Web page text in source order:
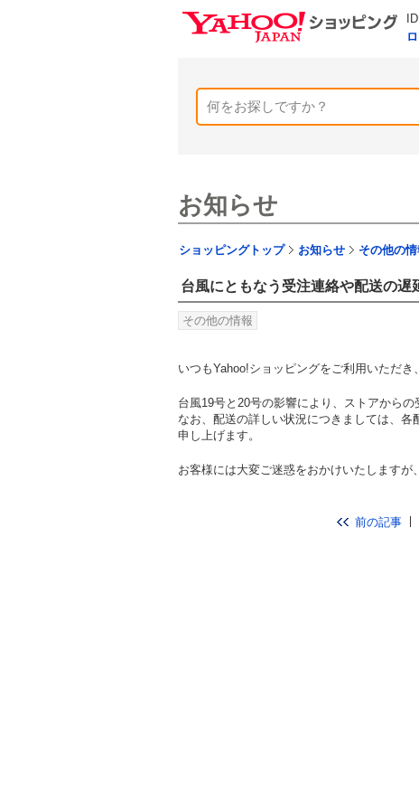
お知らせ
ショッピングトップ お知らせ その他の情
台風にともなう受注連絡や配送の遅
その他の情報
いつもYahoo!ショッピングをご利用いただき
台風19号と20号の影響により、ストアから
なお、配送の詳しい状況につきましては、
申し上げます。
お客様には大変ご迷惑をおかけいたしますが
前の記事